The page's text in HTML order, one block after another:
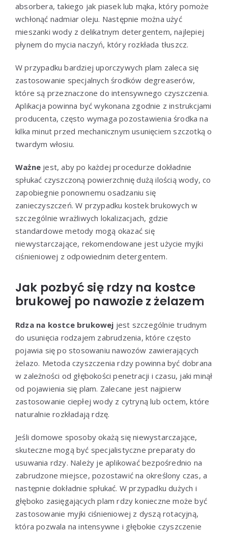
absorbera, takiego jak piasek lub mąka, który pomoże
wchłonąć nadmiar oleju. Następnie można użyć
mieszanki wody z delikatnym detergentem, najlepiej
płynem do mycia naczyń, który rozkłada tłuszcz.
W przypadku bardziej uporczywych plam zaleca się
zastosowanie specjalnych środków degreaserów,
które są przeznaczone do intensywnego czyszczenia.
Aplikacja powinna być wykonana zgodnie z instrukcjami
producenta, często wymaga pozostawienia środka na
kilka minut przed mechanicznym usunięciem szczotką o
twardym włosiu.
Ważne jest, aby po każdej procedurze dokładnie
spłukać czyszczoną powierzchnię dużą ilością wody, co
zapobiegnie ponownemu osadzaniu się
zanieczyszczeń. W przypadku kostek brukowych w
szczególnie wrażliwych lokalizacjach, gdzie
standardowe metody mogą okazać się
niewystarczające, rekomendowane jest użycie myjki
ciśnieniowej z odpowiednim detergentem.
Jak pozbyć się rdzy na kostce
brukowej po nawozie z żelazem
Rdza na kostce brukowej jest szczególnie trudnym
do usunięcia rodzajem zabrudzenia, które często
pojawia się po stosowaniu nawozów zawierających
żelazo. Metoda czyszczenia rdzy powinna być dobrana
w zależności od głębokości penetracji i czasu, jaki minął
od pojawienia się plam. Zalecane jest najpierw
zastosowanie ciepłej wody z cytryną lub octem, które
naturalnie rozkładają rdzę.
Jeśli domowe sposoby okażą się niewystarczające,
skuteczne mogą być specjalistyczne preparaty do
usuwania rdzy. Należy je aplikować bezpośrednio na
zabrudzone miejsce, pozostawić na określony czas, a
następnie dokładnie spłukać. W przypadku dużych i
głęboko zasięgających plam rdzy konieczne może być
zastosowanie myjki ciśnieniowej z dyszą rotacyjną,
która pozwala na intensywne i głębokie czyszczenie